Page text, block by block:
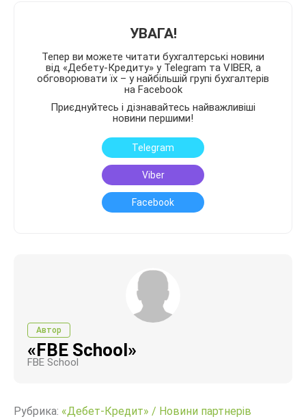
УВАГА!
Тепер ви можете читати бухгалтерські новини
від «Дебету-Кредиту» у Telegram та VIBER, а
обговорювати їх – у найбільшій групі бухгалтерів
на Facebook
Приєднуйтесь і дізнавайтесь найважливіші
новини першими!
Telegram
Viber
Facebook
Автор
«FBE School»
FBE School
Рубрика: «Дебет-Кредит» / Новини партнерів